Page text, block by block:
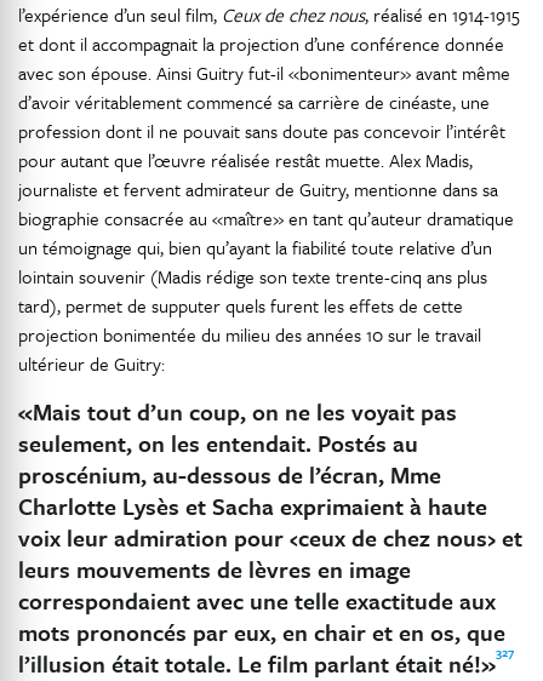
l’expérience d’un seul film, Ceux de chez nous, réalisé en 1914-1915
et dont il accompagnait la projection d’une conférence donnée
avec son épouse. Ainsi Guitry fut-il «bonimenteur» avant même
d’avoir véritablement commencé sa carrière de cinéaste, une
profession dont il ne pouvait sans doute pas concevoir l’intérêt
pour autant que l’œuvre réalisée restât muette. Alex Madis,
journaliste et fervent admirateur de Guitry, mentionne dans sa
biographie consacrée au «maître» en tant qu’auteur dramatique
un témoignage qui, bien qu’ayant la fiabilité toute relative d’un
lointain souvenir (Madis rédige son texte trente-cinq ans plus
tard), permet de supputer quels furent les effets de cette
projection bonimentée du milieu des années 10 sur le travail
ultérieur de Guitry:
«Mais tout d’un coup, on ne les voyait pas
seulement, on les entendait. Postés au
proscénium, au-dessous de l’écran, Mme
Charlotte Lysès et Sacha exprimaient à haute
voix leur admiration pour ‹ceux de chez nous› et
leurs mouvements de lèvres en image
correspondaient avec une telle exactitude aux
mots prononcés par eux, en chair et en os, que
l’illusion était totale. Le film parlant était né!»327